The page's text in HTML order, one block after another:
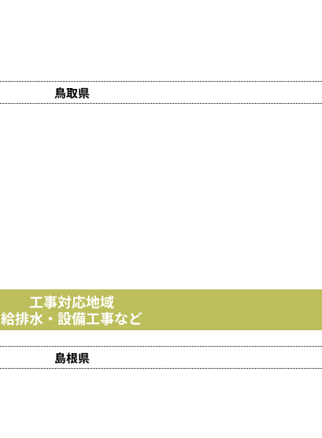
鳥取県
工事対応地域
給排水・設備工事など
島根県